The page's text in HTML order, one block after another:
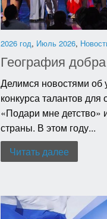
2026 год, Июль 2026,
География добра
Делимся новостями об
конкурса талантов для
«Подари мне детство»
страны. В этом году...
Читать далее